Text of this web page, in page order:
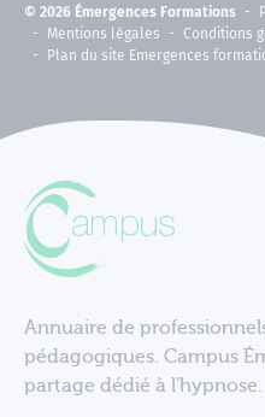
© 2026 Émergences Formations
Mentions légales
Conditions
Plan du site Emergences
Annuaire de
pédagogiques. Campus
partage dédié à l'hypnose.